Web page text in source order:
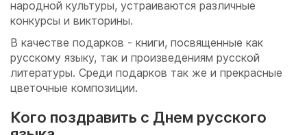
народной культуры, устраиваются различные
конкурсы и викторины.
В качестве подарков - книги, посвященные как
русскому языку, так и произведениям русской
литературы. Среди подарков так же и прекрасные
цветочные композиции.
Кого поздравить с Днем русского